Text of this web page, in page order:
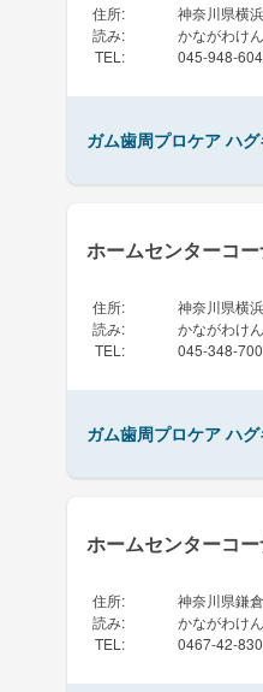
住所:
神奈川県横
読み:
かながわけ
TEL : 045-948-
ガム歯周プロケア ハ
ホームセンターコ
住所:
神奈川県横
読み:
かながわけ
TEL : 045-348-
ガム歯周プロケア ハ
ホームセンターコ
住所:
神奈川県鎌
読み:
かながわけ
TEL : 0467-42-